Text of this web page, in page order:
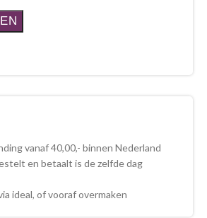
vanaf 40,00,- binnen Nederland
en betaalt is de zelfde dag
ideal, of vooraf overmaken